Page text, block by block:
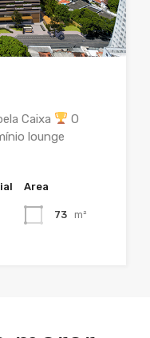
Caixa
O
lounge
Area
73 m²